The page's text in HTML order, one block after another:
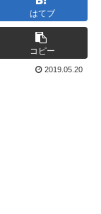
はてブ
コピー
2019.05.20